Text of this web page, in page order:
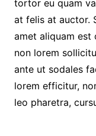
tortor eu quam
at felis at auctor.
amet aliquam est
non lorem
ante ut sodales
lorem efficitur,
leo pharetra,